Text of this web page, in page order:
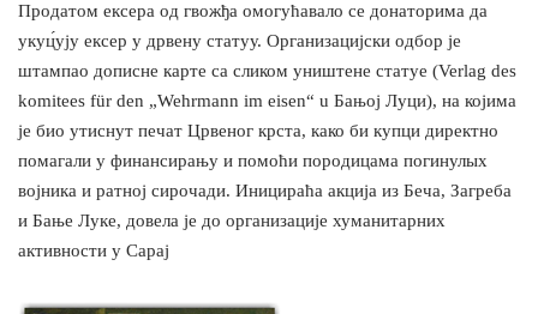
Продатом ексера од гвожђа омогућавало се донаторима да
укуц́ују ексер у дрвену статуу. Организацијски одбор је
штампао дописне карте са сликом уништене статуе (Verlag des
komitees für den „Wehrmann im eisen“ u Бањој Луци), на којима
је био утиснут печат Црвеног крста, како би купци директно
помагали у финансирању и помоћи породицама погинулых
војника и ратној сирочади. Иницираћа акција из Беча, Загреба
и Бање Луке, довела је до организације хуманитарних
активности у Сарај